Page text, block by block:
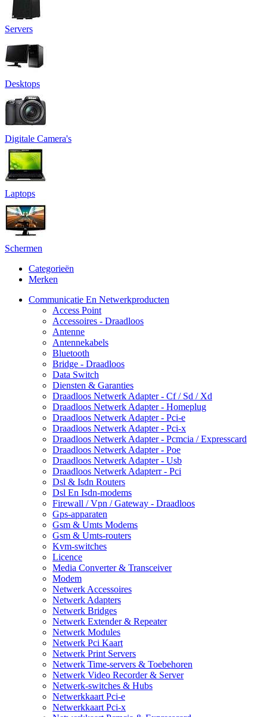
Servers
Desktops
Digitale Camera's
Laptops
Schermen
Categorieën
Merken
Communicatie En Netwerkproducten
Access Point
Accessoires - Draadloos
Antenne
Antennekabels
Bluetooth
Bridge - Draadloos
Data Switch
Diensten & Garanties
Draadloos Netwerk Adapter - Cf / Sd / Xd
Draadloos Netwerk Adapter - Homeplug
Draadloos Netwerk Adapter - Pci-e
Draadloos Netwerk Adapter - Pci-x
Draadloos Netwerk Adapter - Pcmcia / Expresscard
Draadloos Netwerk Adapter - Poe
Draadloos Netwerk Adapter - Usb
Draadloos Netwerk Adapterr - Pci
Dsl & Isdn Routers
Dsl En Isdn-modems
Firewall / Vpn / Gateway - Draadloos
Gps-apparaten
Gsm & Umts Modems
Gsm & Umts-routers
Kvm-switches
Licence
Media Converter & Transceiver
Modem
Netwerk Accessoires
Netwerk Adapters
Netwerk Bridges
Netwerk Extender & Repeater
Netwerk Modules
Netwerk Pci Kaart
Netwerk Print Servers
Netwerk Time-servers & Toebehoren
Netwerk Video Recorder & Server
Netwerk-switches & Hubs
Netwerkkaart Pci-e
Netwerkkaart Pci-x